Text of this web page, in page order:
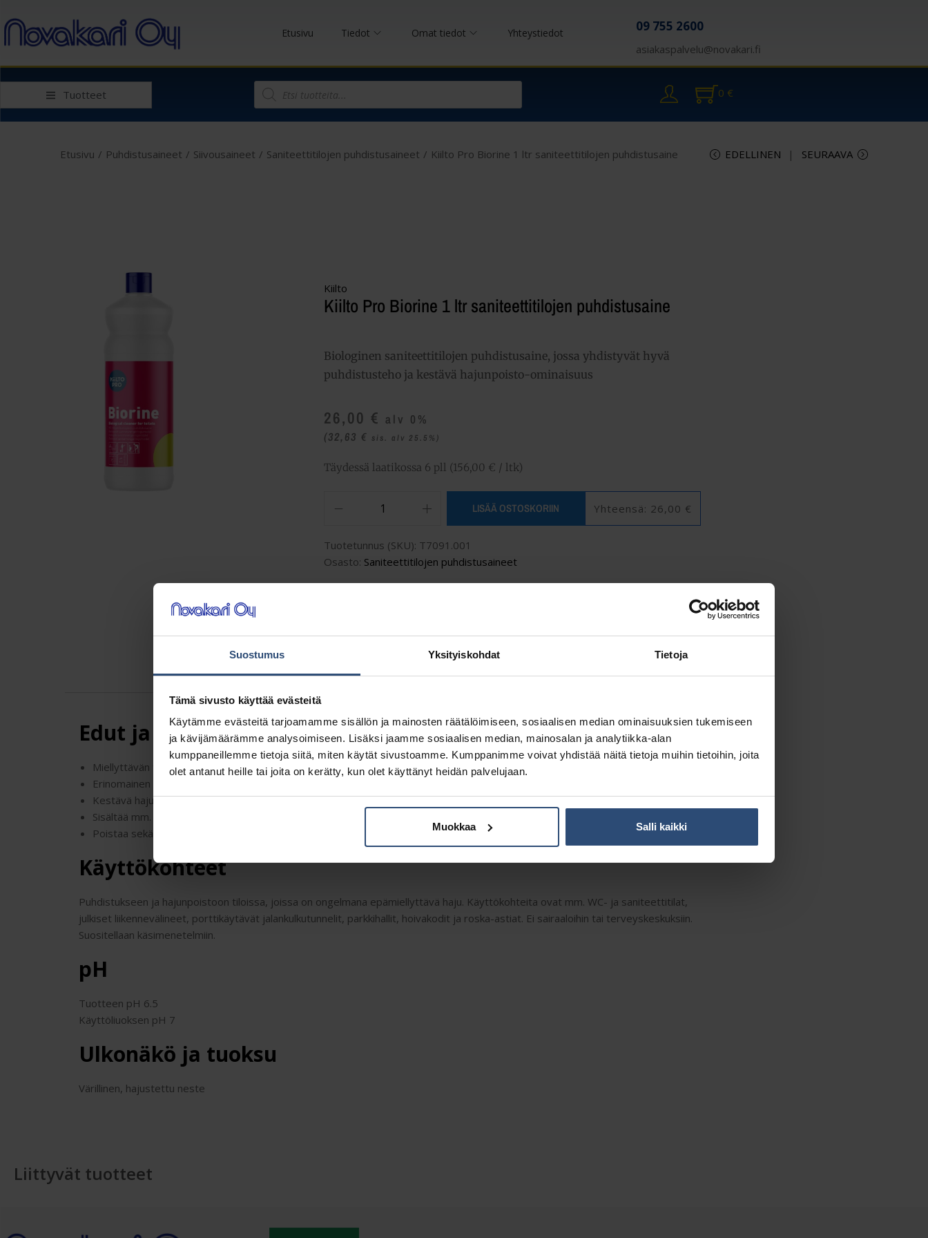
Suostumus Yksityiskohdat Tietoja
Tämä sivusto käyttää evästeitä
Käytämme evästeitä tarjoamamme sisällön ja mainosten räätälöimiseen, sosiaalisen median ominaisuuksien tukemiseen
ja kävijämäärämme analysoimiseen. Lisäksi jaamme sosiaalisen median, mainosalan ja analytiikka-alan
kumppaneillemme tietoja siitä, miten käytät sivustoamme. Kumppanimme voivat yhdistää näitä tietoja muihin tietoihin, joita
olet antanut heille tai joita on kerätty, kun olet käyttänyt heidän palvelujaan.
Muokkaa Salli kaikki
Etusivu Tiedot Omat tiedot Yhteystiedot 09 755 2600
asiakaspalvelu@novakari.fi
Tuotteet 0 €
Etusivu / Puhdistusaineet / Siivousaineet / Saniteettitilojen puhdistusaineet / Kiilto Pro Biorine 1 ltr saniteettitilojen puhdistusaine EDELLINEN SEURAAVA
Kiilto
Kiilto Pro Biorine 1 ltr saniteettitilojen puhdistusaine
Biologinen saniteettitilojen puhdistusaine, jossa yhdistyvät hyvä
puhdistusteho ja kestävä hajunpoisto-ominaisuus
26,00 € alv 0%
(32,63 € sis. alv 25.5%)
Täydessä laatikossa 6 pll (156,00 € / ltk)
LISÄÄ OSTOSKORIIN Yhteensä: 26,00 €
Tuotetunnus (SKU): T7091.001
Osasto: Saniteettitilojen puhdistusaineet
Kuvaus Lisätiedot
Edut ja ominaisuudet
Miellyttävän tuoksuinen
Erinomainen puhdistusteho
Kestävä hajunpoisto-ominaisuus
Sisältää mm. ureaa hajottavia mikrobeja
Poistaa sekä ihmis- että eläinperäiset hajuongelmat esim. hiki, virtsa, uloste, oksennus
Käyttökohteet
Puhdistukseen ja hajunpoistoon tiloissa, joissa on ongelmana epämiellyttävä haju. Käyttökohteita ovat mm. WC- ja saniteettitilat,
julkiset liikennevälineet, porttikäytävät jalankulkutunnelit, parkkihallit, hoivakodit ja roska-astiat. Ei sairaaloihin tai terveyskeskuksiin.
Suositellaan käsimenetelmiin.
pH
Tuotteen pH 6.5
Käyttöliuoksen pH 7
Ulkonäkö ja tuoksu
Värillinen, hajustettu neste
Liittyvät tuotteet